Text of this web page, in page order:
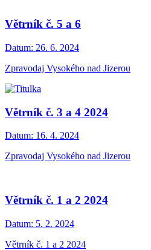
Větrník č. 5 a 6
Datum: 26. 6. 2024
Zpravodaj Vysokého nad Jizerou
Větrník č. 3 a 4 2024
Datum: 16. 4. 2024
Zpravodaj Vysokého nad Jizerou
Větrník č. 1 a 2 2024
Datum: 5. 2. 2024
Větrník č. 1 a 2 2024